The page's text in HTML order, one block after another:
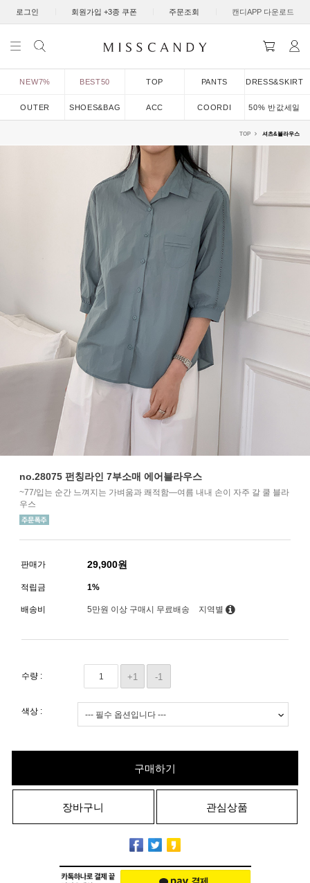
로그인 회원가입 +3종 쿠폰 주문조회 캔디APP 다운로드
NEW7% BEST50 TOP PANTS DRESS&SKIRT
OUTER SHOES&BAG ACC COORDI 50% 반값세일
TOP 셔츠&블라우스
no.28075 펀칭라인 7부소매 에어블라우스
~77/입는 순간 느껴지는 가벼움과 쾌적함—여름 내내 손이 자주 갈 쿨 블라
우스
판매가 29,900원
적립금 1%
배송비 5만원 이상 구매시 무료배송 지역별
수량 : +1 -1
색상 :
구매하기
장바구니 관심상품